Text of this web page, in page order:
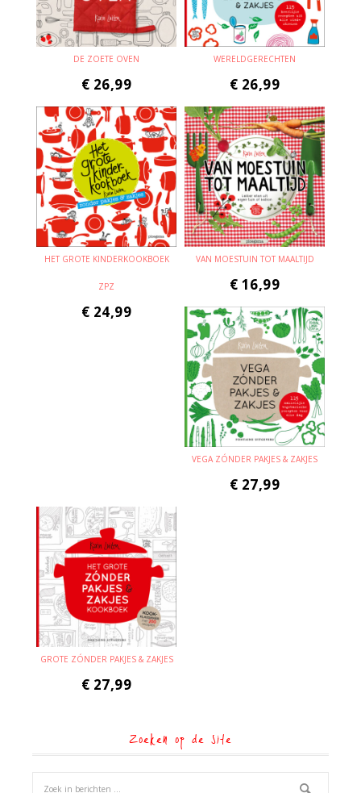
DE ZOETE OVEN
€ 26,99
WERELDGERECHTEN
€ 26,99
HET GROTE KINDERKOOKBOEK
ZPZ
€ 24,99
VAN MOESTUIN TOT MAALTIJD
€ 16,99
VEGA ZÓNDER PAKJES & ZAKJES
€ 27,99
GROTE ZÓNDER PAKJES & ZAKJES
€ 27,99
Zoeken op de site